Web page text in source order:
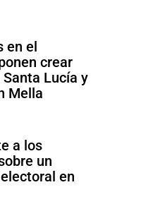
en el
crear
Santa Lucía y
Mella
a los
un
en